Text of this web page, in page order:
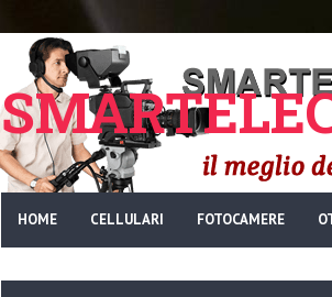
HOME CELLULARI FOTOCAMERE